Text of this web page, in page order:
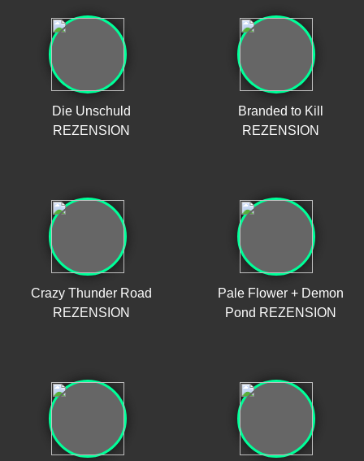
Die Unschuld
REZENSION
Branded to Kill
REZENSION
Crazy Thunder Road
REZENSION
Pale Flower + Demon
Pond REZENSION